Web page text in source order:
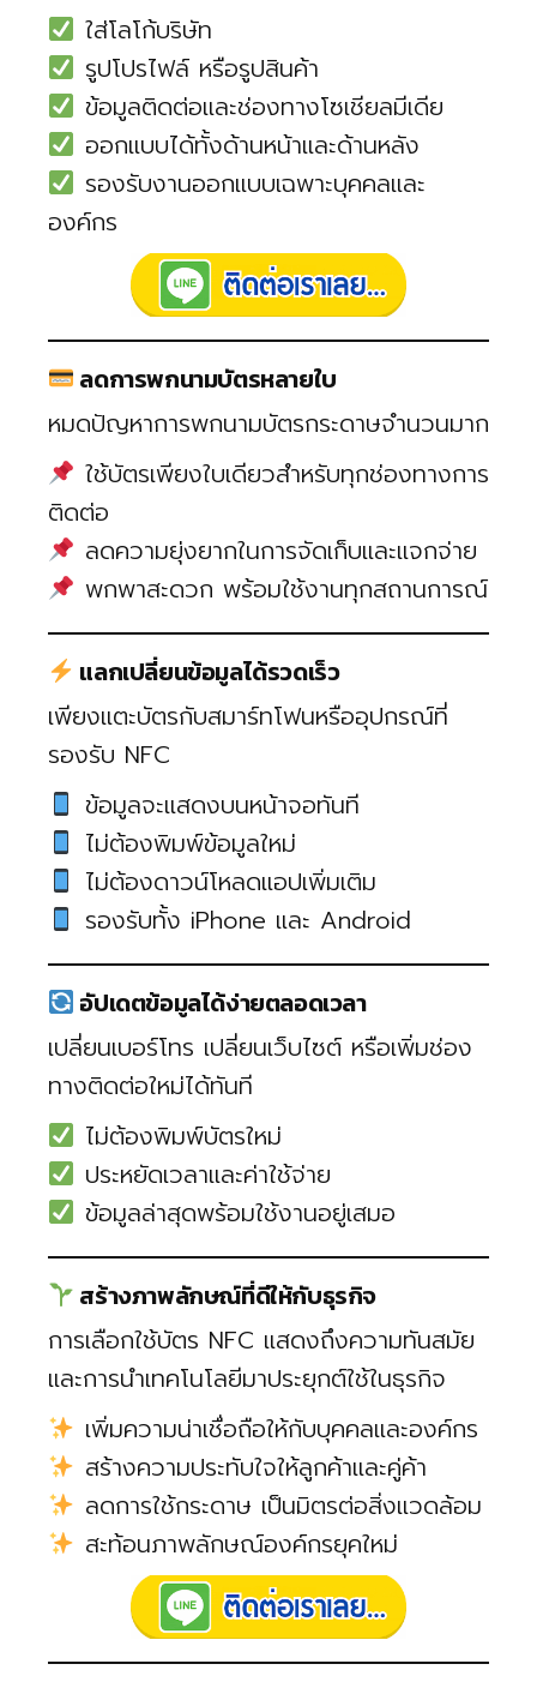
ใส่โลโก้บริษัท
รูปโปรไฟล์ หรือรูปสินค้า
ข้อมูลติดต่อและช่องทางโซเชียลมีเดีย
ออกแบบได้ทั้งด้านหน้าและด้านหลัง
รองรับงานออกแบบเฉพาะบุคคลและ
องค์กร
ลดการพกนามบัตรหลายใบ
หมดปัญหาการพกนามบัตรกระดาษจำนวนมาก
ใช้บัตรเพียงใบเดียวสำหรับทุกช่องทางการ
ติดต่อ
ลดความยุ่งยากในการจัดเก็บและแจกจ่าย
พกพาสะดวก พร้อมใช้งานทุกสถานการณ์
แลกเปลี่ยนข้อมูลได้รวดเร็ว
เพียงแตะบัตรกับสมาร์ทโฟนหรืออุปกรณ์ที่
รองรับ NFC
ข้อมูลจะแสดงบนหน้าจอทันที
ไม่ต้องพิมพ์ข้อมูลใหม่
ไม่ต้องดาวน์โหลดแอปเพิ่มเติม
รองรับทั้ง iPhone และ Android
อัปเดตข้อมูลได้ง่ายตลอดเวลา
เปลี่ยนเบอร์โทร เปลี่ยนเว็บไซต์ หรือเพิ่มช่อง
ทางติดต่อใหม่ได้ทันที
ไม่ต้องพิมพ์บัตรใหม่
ประหยัดเวลาและค่าใช้จ่าย
ข้อมูลล่าสุดพร้อมใช้งานอยู่เสมอ
สร้างภาพลักษณ์ที่ดีให้กับธุรกิจ
การเลือกใช้บัตร NFC แสดงถึงความทันสมัย
และการนำเทคโนโลยีมาประยุกต์ใช้ในธุรกิจ
เพิ่มความน่าเชื่อถือให้กับบุคคลและองค์กร
สร้างความประทับใจให้ลูกค้าและคู่ค้า
ลดการใช้กระดาษ เป็นมิตรต่อสิ่งแวดล้อม
สะท้อนภาพลักษณ์องค์กรยุคใหม่